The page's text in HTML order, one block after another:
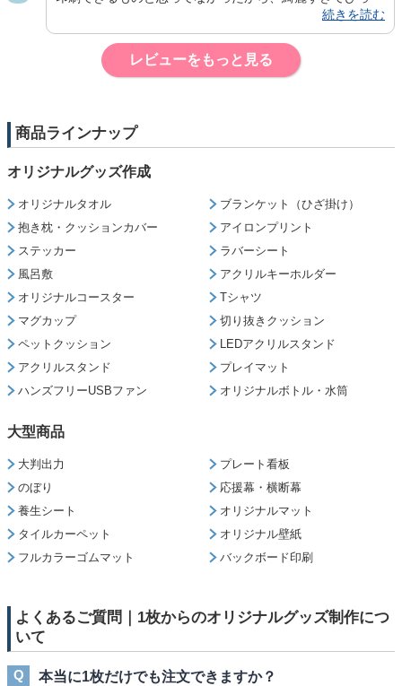
りしました！とても可愛くて、お気に入りです！本当にあ
りがとうございました！また機会があればよろしくお願い
続きを読む
レビューをもっと見る
商品ラインナップ
オリジナルグッズ作成
オリジナルタオル
ブランケット（ひざ掛け）
抱き枕・クッションカバー
アイロンプリント
ステッカー
ラバーシート
風呂敷
アクリルキーホルダー
オリジナルコースター
Tシャツ
マグカップ
切り抜きクッション
ペットクッション
LEDアクリルスタンド
アクリルスタンド
プレイマット
ハンズフリーUSBファン
オリジナルボトル・水筒
大型商品
大判出力
プレート看板
のぼり
応援幕・横断幕
養生シート
オリジナルマット
タイルカーペット
オリジナル壁紙
フルカラーゴムマット
バックボード印刷
よくあるご質問｜1枚からのオリジナルグッズ制作につ
いて
本当に1枚だけでも注文できますか？